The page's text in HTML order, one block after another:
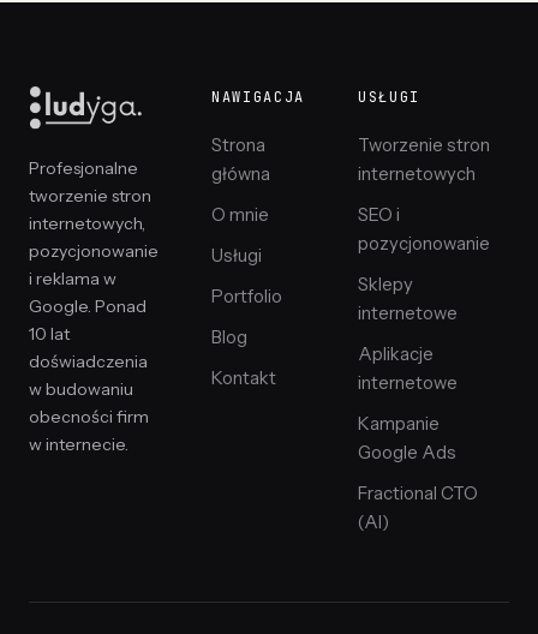
Profesjonalne
tworzenie stron
internetowych,
pozycjonowanie
i reklama w
Google. Ponad
10 lat
doświadczenia
w budowaniu
obecności firm
w internecie.
NAWIGACJA
Strona
główna
O mnie
Usługi
Portfolio
Blog
Kontakt
USŁUGI
Tworzenie stron
internetowych
SEO i
pozycjonowanie
Sklepy
internetowe
Aplikacje
internetowe
Kampanie
Google Ads
Fractional CTO
(AI)